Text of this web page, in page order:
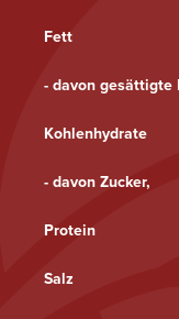
Fett
- davon gesättigte
Kohlenhydrate
- davon Zucker,
Protein
Salz